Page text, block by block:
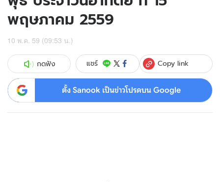
พฤษภาคม 2559
10 พ.ค. 59 (09:53 น.)
กดฟัง แชร์ Copy link
ตั้ง Sanook เป็นข่าวโปรดบน Google